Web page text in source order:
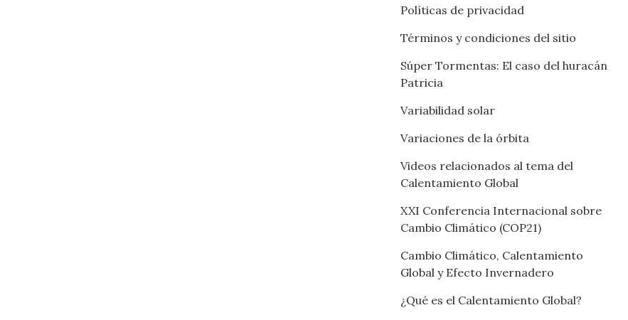
Políticas de privacidad
Términos y condiciones del sitio
Súper Tormentas: El caso del huracán
Patricia
Variabilidad solar
Variaciones de la órbita
Videos relacionados al tema del
Calentamiento Global
XXI Conferencia Internacional sobre
Cambio Climático (COP21)
Cambio Climático, Calentamiento
Global y Efecto Invernadero
¿Qué es el Calentamiento Global?